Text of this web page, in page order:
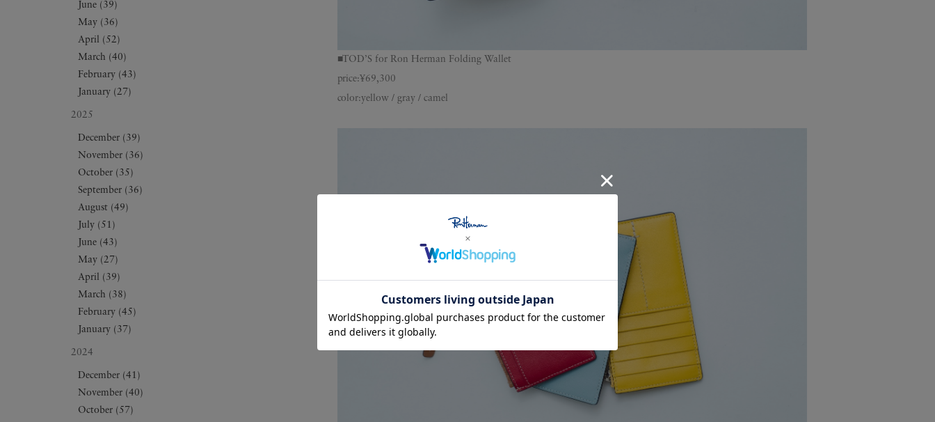
June (39)
May (36)
April (52)
March (40)
February (43)
January (27)
2025
December (39)
November (36)
October (35)
September (36)
August (49)
July (51)
June (43)
May (27)
April (39)
March (38)
February (45)
January (37)
2024
December (41)
November (40)
October (57)
■TOD’S for Ron Herman Folding Wallet
price:¥69,300
color:yellow / gray / camel